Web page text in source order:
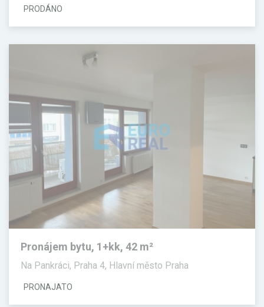
PRODÁNO
Pronájem bytu, 1+kk, 42 m²
Na Pankráci, Praha 4, Hlavní město Praha
PRONAJATO